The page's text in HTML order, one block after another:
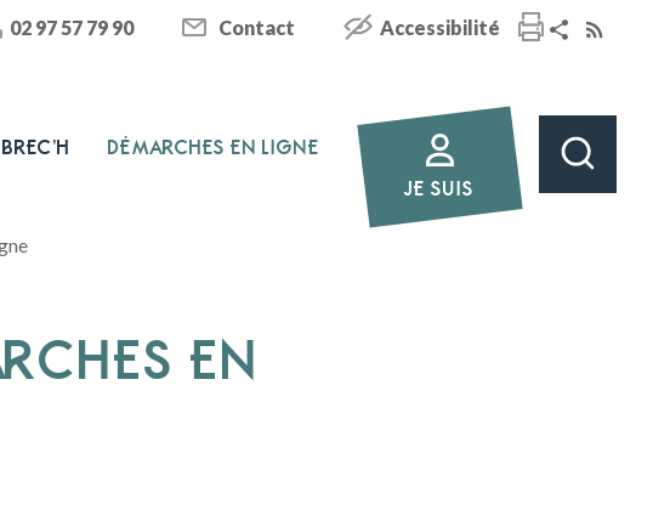
02 97 57 79 90 Contact Accessibilité
DÉMARCHES EN LIGNE
JE SUIS
EN